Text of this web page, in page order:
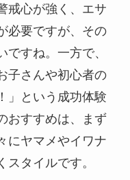
戒心が強く、エサ
必要ですが、その
すね。一方で、
子さんや初心者の
」という成功体験
おすすめは、まず
にヤマメやイワナ
タイルです。